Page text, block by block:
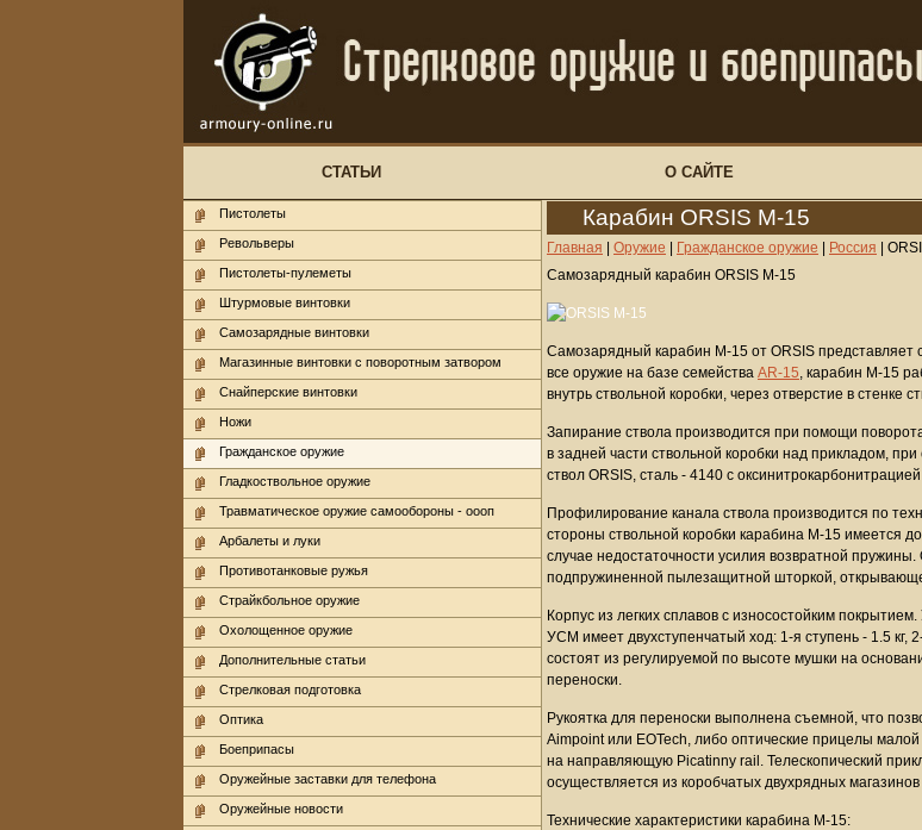
СТАТЬИ О САЙТЕ
Карабин ORSIS M-15
Главная Оружие Гражданское оружие Россия
Самозарядный карабин ORSIS М-15
Самозарядный карабин М-15 от ORSIS представляет
все оружие на базе семейства AR-15, карабин М-15
внутрь ствольной коробки, через отверстие в стенке
Запирание ствола производится при помощи
в задней части ствольной коробки над прикладом,
ствол ORSIS, сталь - 4140 c
Профилирование канала ствола производится по
стороны ствольной коробки карабина М-15 имеется
случае недостаточности усилия возвратной
подпружиненной пылезащитной шторкой,
Корпус из легких сплавов с износостойким
УСМ имеет двухступенчатый ход: 1-я ступень - 1.5 кг,
состоят из регулируемой по высоте мушки на
переноски.
Рукоятка для переноски выполнена съемной, что
Aimpoint или EOTech, либо оптические прицелы
на направляющую Picatinny rail. Телескопический
осуществляется из коробчатых двухрядных
Технические характеристики карабина М-15:
Пистолеты
Револьверы
Пистолеты-пулеметы
Штурмовые винтовки
Самозарядные винтовки
Магазинные винтовки с поворотным затвором
Снайперские винтовки
Ножи
Гражданское оружие
Гладкоствольное оружие
Травматическое оружие самообороны - оооп
Арбалеты и луки
Противотанковые ружья
Страйкбольное оружие
Охолощенное оружие
Дополнительные статьи
Стрелковая подготовка
Оптика
Боеприпасы
Оружейные заставки для телефона
Оружейные новости